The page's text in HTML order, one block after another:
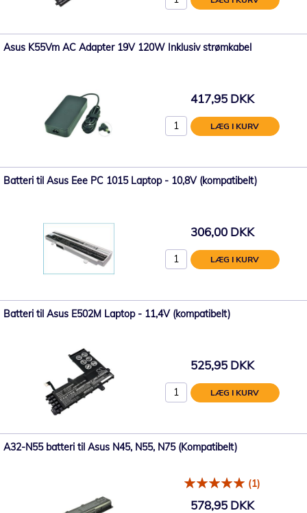
Asus K55Vm AC Adapter 19V 120W Inklusiv strømkabel
417,95 DKK
LÆG I KURV
Batteri til Asus Eee PC 1015 Laptop - 10,8V (kompatibelt)
306,00 DKK
LÆG I KURV
Batteri til Asus E502M Laptop - 11,4V (kompatibelt)
525,95 DKK
LÆG I KURV
A32-N55 batteri til Asus N45, N55, N75 (Kompatibelt)
(1)
578,95 DKK